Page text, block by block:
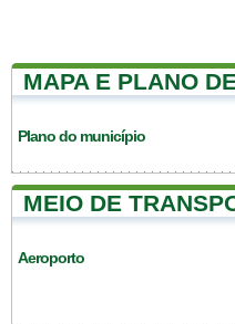
MAPA E PLANO
Plano do município
MEIO DE
Aeroporto